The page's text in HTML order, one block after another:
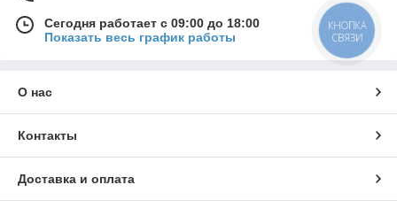
Сегодня работает с 09:00 до 18:00
Показать весь график работы
О нас
Контакты
Доставка и оплата
КНОПКА
СВЯЗИ